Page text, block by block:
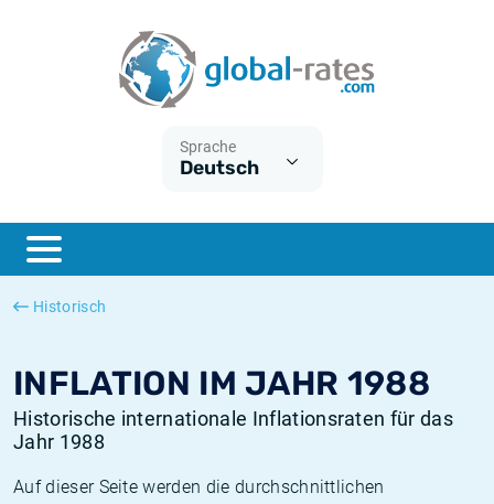
Sprache
Deutsch
Historisch
INFLATION IM JAHR 1988
Historische internationale Inflationsraten für das
Jahr 1988
Auf dieser Seite werden die durchschnittlichen
ESTER
SONIA
Was ist die VPI-Inflation?
Was ist die HVPI-Inflation?
Deutsche inflation
Europäische inflation
Historische Euribor-Sätze
Historische ESTER-Sätze
Historische SOFR-Sätze
Historische SONIA-Sätze
Inflationsrechner